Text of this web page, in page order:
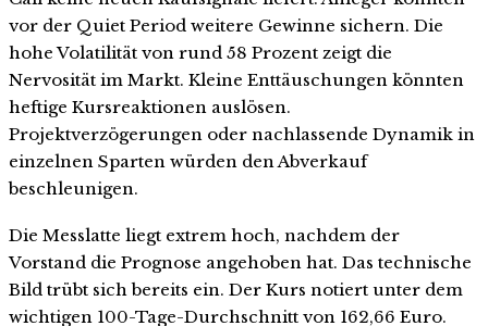
vor der Quiet Period weitere Gewinne sichern. Die
hohe Volatilität von rund 58 Prozent zeigt die
Nervosität im Markt. Kleine Enttäuschungen könnten
heftige Kursreaktionen auslösen.
Projektverzögerungen oder nachlassende Dynamik in
einzelnen Sparten würden den Abverkauf
beschleunigen.
Die Messlatte liegt extrem hoch, nachdem der
Vorstand die Prognose angehoben hat. Das technische
Bild trübt sich bereits ein. Der Kurs notiert unter dem
wichtigen 100-Tage-Durchschnitt von 162,66 Euro.